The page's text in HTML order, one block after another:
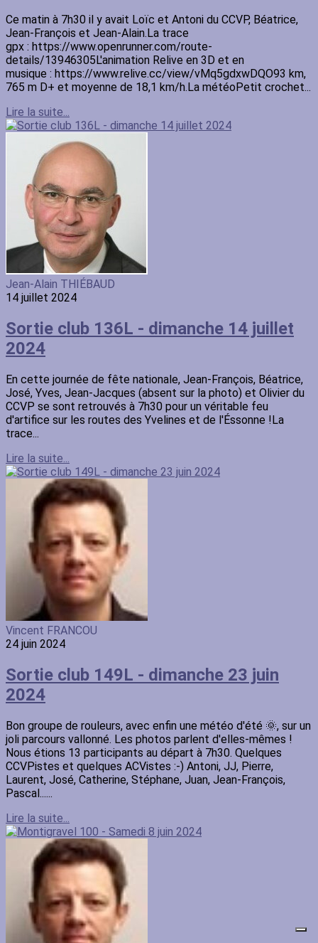
Ce matin à 7h30 il y avait Loïc et Antoni du CCVP, Béatrice,
Jean-François et Jean-Alain.La trace
gpx : https://www.openrunner.com/route-
details/13946305L'animation Relive en 3D et en
musique : https://www.relive.cc/view/vMq5gdxwDQO93 km,
765 m D+ et moyenne de 18,1 km/h.La météoPetit crochet...
Lire la suite...
Jean-Alain THIÉBAUD
14 juillet 2024
Sortie club 136L - dimanche 14 juillet
2024
En cette journée de fête nationale, Jean-François, Béatrice,
José, Yves, Jean-Jacques (absent sur la photo) et Olivier du
CCVP se sont retrouvés à 7h30 pour un véritable feu
d'artifice sur les routes des Yvelines et de l'Éssonne !La
trace...
Lire la suite...
Vincent FRANCOU
24 juin 2024
Sortie club 149L - dimanche 23 juin
2024
Bon groupe de rouleurs, avec enfin une météo d'été 🌞, sur un
joli parcours vallonné. Les photos parlent d'elles-mêmes !
Nous étions 13 participants au départ à 7h30. Quelques
CCVPistes et quelques ACVistes :-) Antoni, JJ, Pierre,
Laurent, José, Catherine, Stéphane, Juan, Jean-François,
Pascal......
Lire la suite...